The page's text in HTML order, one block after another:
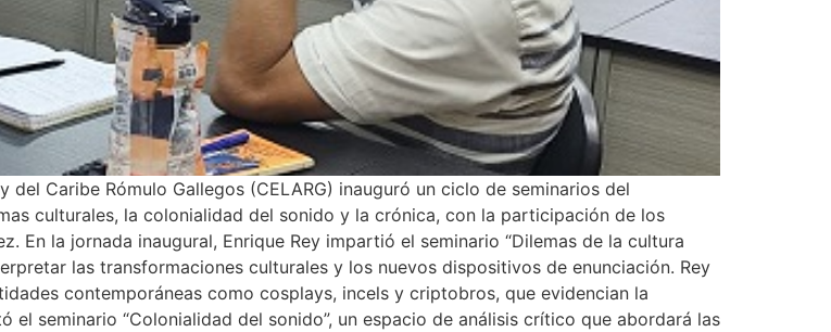
Caribe Rómulo Gallegos (CELARG) inauguró un ciclo de seminarios del
culturales, la colonialidad del sonido y la crónica, con la participación de los
En la jornada inaugural, Enrique Rey impartió el seminario “Dilemas de la cultura
las transformaciones culturales y los nuevos dispositivos de enunciación. Rey
contemporáneas como cosplays, incels y criptobros, que evidencian la
seminario “Colonialidad del sonido”, un espacio de análisis crítico que abordará las